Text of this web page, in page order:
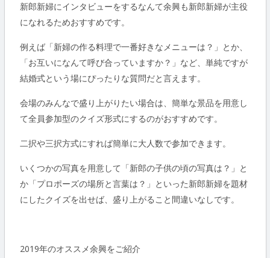
新郎新婦にインタビューをするなんて余興も新郎新婦が主役
になれるためおすすめです。
例えば「新婦の作る料理で一番好きなメニューは？」とか、
「お互いになんて呼び合っていますか？」など、単純ですが
結婚式という場にぴったりな質問だと言えます。
会場のみんなで盛り上がりたい場合は、簡単な景品を用意し
て全員参加型のクイズ形式にするのがおすすめです。
二択や三択方式にすれば簡単に大人数で参加できます。
いくつかの写真を用意して「新郎の子供の頃の写真は？」と
か「プロポーズの場所と言葉は？」といった新郎新婦を題材
にしたクイズを出せば、盛り上がること間違いなしです。
2019年のオススメ余興をご紹介